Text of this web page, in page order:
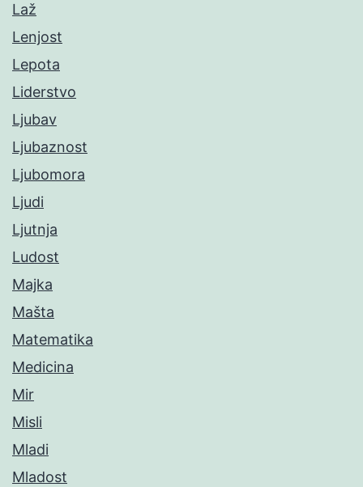
Laž
Lenjost
Lepota
Liderstvo
Ljubav
Ljubaznost
Ljubomora
Ljudi
Ljutnja
Ludost
Majka
Mašta
Matematika
Medicina
Mir
Misli
Mladi
Mladost